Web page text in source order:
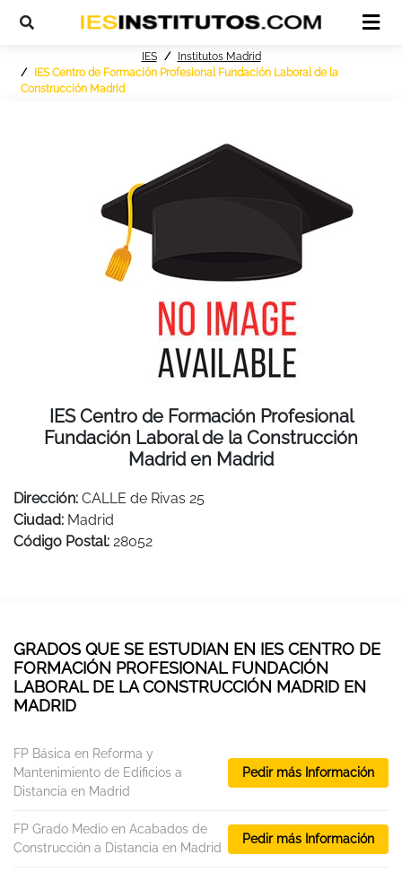
IES
Institutos Madrid
IES Centro de Formación Profesional Fundación Laboral de la
Construcción Madrid
IES Centro de Formación Profesional
Fundación Laboral de la Construcción
Madrid en Madrid
Dirección: CALLE de Rivas 25
Ciudad: Madrid
Código Postal: 28052
GRADOS QUE SE ESTUDIAN EN IES CENTRO DE
FORMACIÓN PROFESIONAL FUNDACIÓN
LABORAL DE LA CONSTRUCCIÓN MADRID EN
MADRID
FP Básica en Reforma y
Mantenimiento de Edificios a
Distancia en Madrid
Pedir más Información
FP Grado Medio en Acabados de
Construcción a Distancia en Madrid
Pedir más Información